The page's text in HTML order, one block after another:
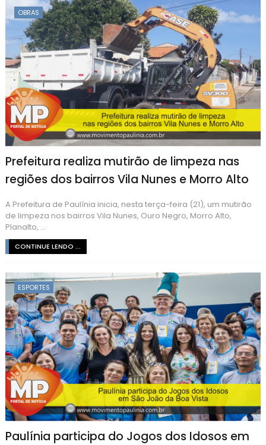
OBRAS
Prefeitura realiza mutirão de limpeza nas
regiões dos bairros Vila Nunes e Morro Alto
A Prefeitura de Paulínia inicia, nesta terça-feira (21), um mutirão
de limpeza nos bairros Vila Nunes, Ouro Negro, Morro Alto,
Planalto, ...
CONTINUE LENDO ...
ESPORTES
Paulínia participa do Jogos dos Idosos em